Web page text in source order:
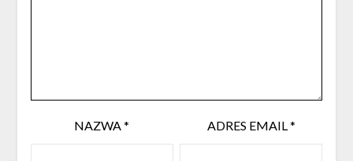
NAZWA* ADRES EMAIL *